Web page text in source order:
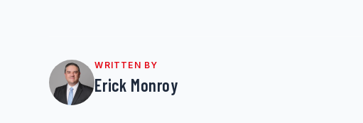
WRITTEN BY
Erick Monroy